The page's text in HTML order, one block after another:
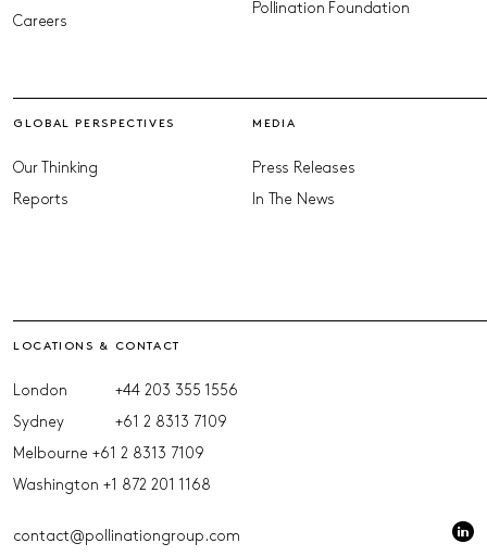
Careers
Pollination Foundation
GLOBAL PERSPECTIVES
Our Thinking
Reports
MEDIA
Press Releases
In The News
LOCATIONS & CONTACT
London
+44 203 355 1556
Sydney
+61 2 8313 7109
Melbourne +61 2 8313 7109
Washington +1 872 201 1168
contact@pollinationgroup.com